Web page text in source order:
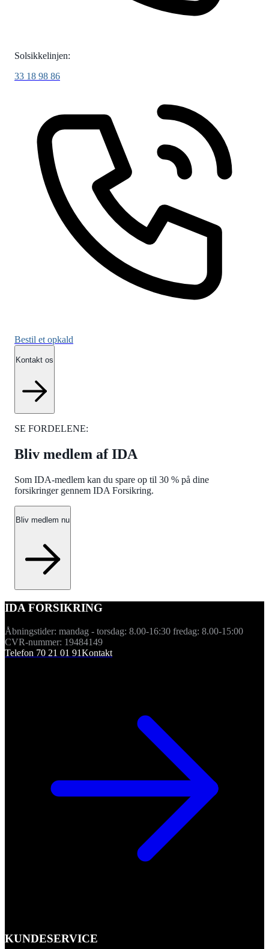
Solsikkelinjen:
33 18 98 86
Bestil et opkald
Kontakt os
SE FORDELENE:
Bliv medlem af IDA
Som IDA-medlem kan du spare op til 30 % på dine
forsikringer gennem IDA Forsikring.
Bliv medlem nu
IDA FORSIKRING
Åbningstider: mandag - torsdag: 8.00-16:30 fredag: 8.00-15:00
CVR-nummer: 19484149
Telefon 70 21 01 91Kontakt
KUNDESERVICE